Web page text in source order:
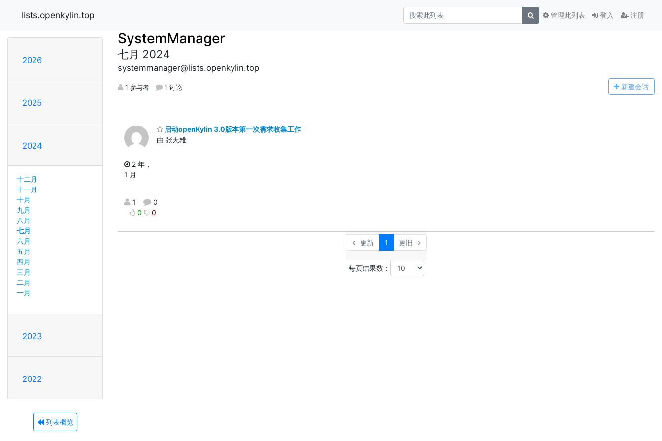
lists.openkylin.top 登入 注册
管理此列表
2026
2025
2024
十二月
十一月
十月
九月
八月
七月
六月
五月
四月
三月
二月
一月
2023
2022
列表概览
SystemManager
七月 2024
systemmanager@lists.openkylin.top
1 参与者 1 讨论 新建会话
启动openKylin 3.0版本第一次需求收集工作
由 张天雄
2 年，
1 月
1
0
0
0
← 更新 1 更旧 →
每页结果数：